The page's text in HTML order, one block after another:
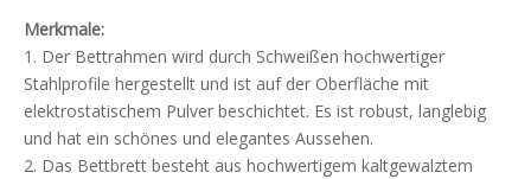
Merkmale:
1. Der Bettrahmen wird durch Schweißen hochwertiger
Stahlprofile hergestellt und ist auf der Oberfläche mit
elektrostatischem Pulver beschichtet. Es ist robust, langlebig
und hat ein schönes und elegantes Aussehen.
2. Das Bettbrett besteht aus hochwertigem kaltgewalztem